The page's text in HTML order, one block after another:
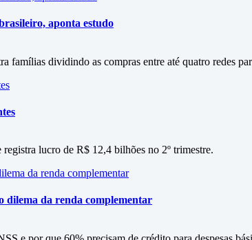
aponta estudo
famílias dividindo as compras entre até quatro redes
lucro de R$ 12,4 bilhões no 2º trimestre.
dilema da renda complementar